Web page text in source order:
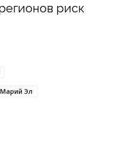
риск
Марий Эл